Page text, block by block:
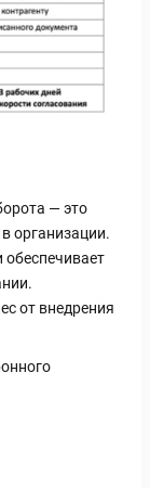
— это
организации.
от внедрения